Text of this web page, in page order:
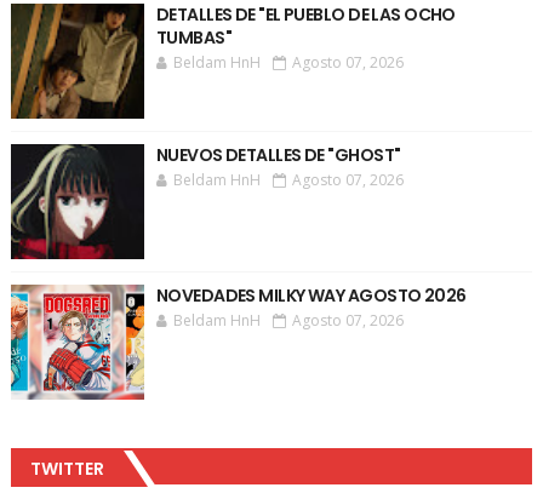
DETALLES DE "EL PUEBLO DE LAS OCHO
TUMBAS"
Beldam HnH Agosto 07, 2026
NUEVOS DETALLES DE "GHOST"
Beldam HnH Agosto 07, 2026
NOVEDADES MILKY WAY AGOSTO 2026
Beldam HnH Agosto 07, 2026
TWITTER